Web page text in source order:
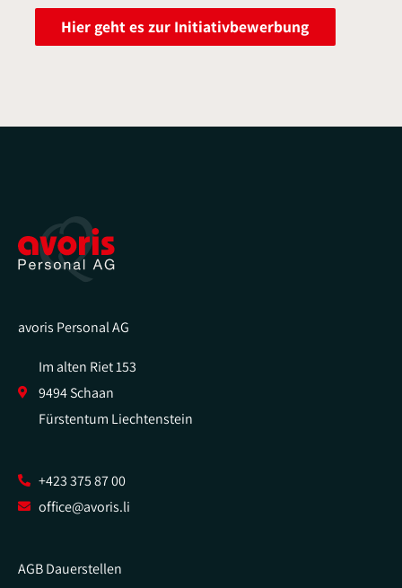
Hier geht es zur Initiativbewerbung
avoris Personal AG
Im alten Riet 153
9494 Schaan
Fürstentum Liechtenstein
+423 375 87 00
office@avoris.li
AGB Dauerstellen